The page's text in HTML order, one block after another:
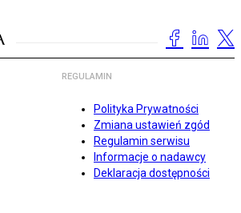
REGULAMIN
Polityka Prywatności
Zmiana ustawień zgód
Regulamin serwisu
Informacje o nadawcy
Deklaracja dostępności